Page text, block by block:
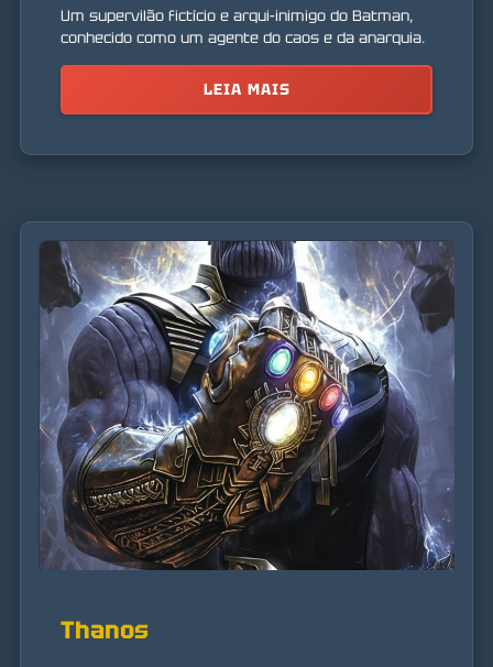
Um supervilão fictício e arqui-inimigo do Batman,
conhecido como um agente do caos e da anarquia.
LEIA MAIS
Thanos